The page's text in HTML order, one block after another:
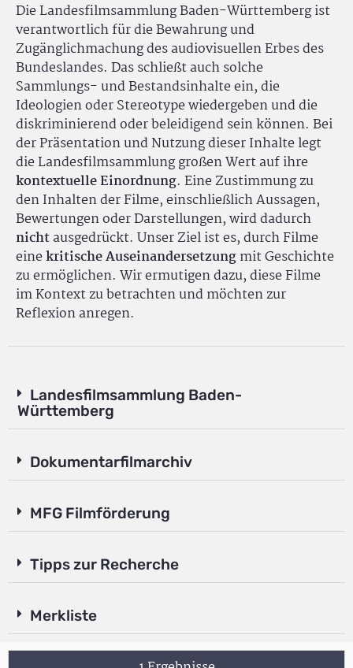
Die Landesfilmsammlung Baden-Württemberg ist
verantwortlich für die Bewahrung und
Zugänglichmachung des audiovisuellen Erbes des
Bundeslandes. Das schließt auch solche
Sammlungs- und Bestandsinhalte ein, die
Ideologien oder Stereotype wiedergeben und die
diskriminierend oder beleidigend sein können. Bei
der Präsentation und Nutzung dieser Inhalte legt
die Landesfilmsammlung großen Wert auf ihre
kontextuelle Einordnung. Eine Zustimmung zu
den Inhalten der Filme, einschließlich Aussagen,
Bewertungen oder Darstellungen, wird dadurch
nichtausgedrückt. Unser Ziel ist es, durch Filme
einekritische Auseinandersetzungmit Geschichte
zu ermöglichen. Wir ermutigen dazu, diese Filme
im Kontext zu betrachten und möchten zur
Reflexion anregen.
Landesfilmsammlung Baden-
Württemberg
Dokumentarfilmarchiv
MFG Filmförderung
Tipps zur Recherche
Merkliste